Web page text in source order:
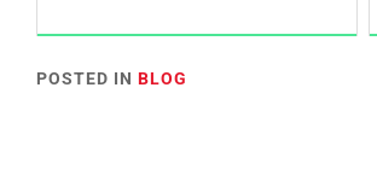
POSTED IN BLOG